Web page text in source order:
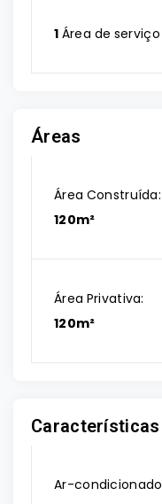
1 Área de serviço
Áreas
Área Construída:
120m²
Área Privativa:
120m²
Características
Ar-condicionado